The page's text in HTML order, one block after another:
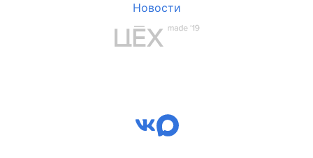
Новости